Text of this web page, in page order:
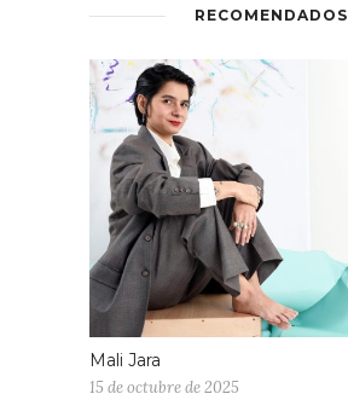
RECOMENDADOS
Mali Jara
15 de octubre de 2025